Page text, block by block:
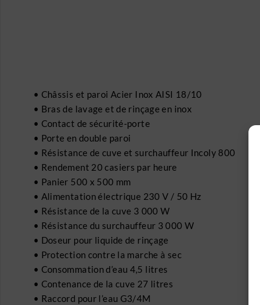
• Châssis et paroi Acier Inox AISI 18/10
• Bras de lavage et de rinçage en inox
• Contact de sécurité-porte
• Porte en double paroi
• Résistance de cuve et surchauffeur Incoly 800
• Rendement 20 casiers par heure
• Panier 500 x 500 mm
• Alimentation électrique 230 V / 50 Hz
• Résistance de la cuve 3 000 W
• Résistance du surchauffeur 3 000 W
• Doseur pour liquide de rinçage
• Protection contre la marche à sec
• Consommation d’eau 4,5 litres
• Contenance de la cuve 27 litres
• Raccord pour l’eau G3/4M